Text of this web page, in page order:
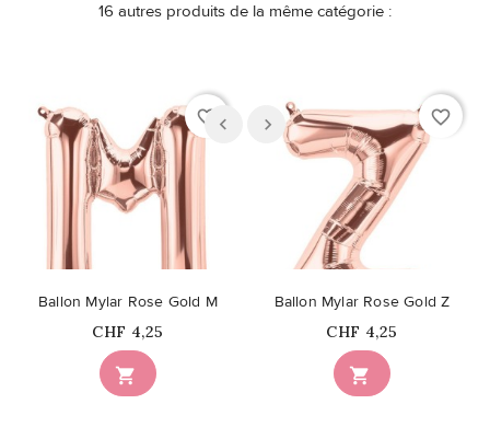
16 autres produits de la même catégorie :
favorite_border

Ballon Mylar Rose Gold M
Prix
CHF 4,25
favorite_border

Ballon Mylar Rose Gold Z
Prix
CHF 4,25